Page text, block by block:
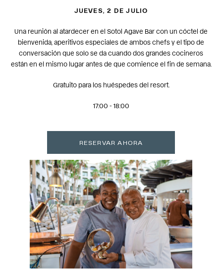
JUEVES, 2 DE JULIO
Una reunión al atardecer en el Sotol Agave Bar con un cóctel de
bienvenida, aperitivos especiales de ambos chefs y el tipo de
conversación que solo se da cuando dos grandes cocineros
están en el mismo lugar antes de que comience el fin de semana.
Gratuito para los huéspedes del resort.
17:00 - 18:00
RESERVAR AHORA